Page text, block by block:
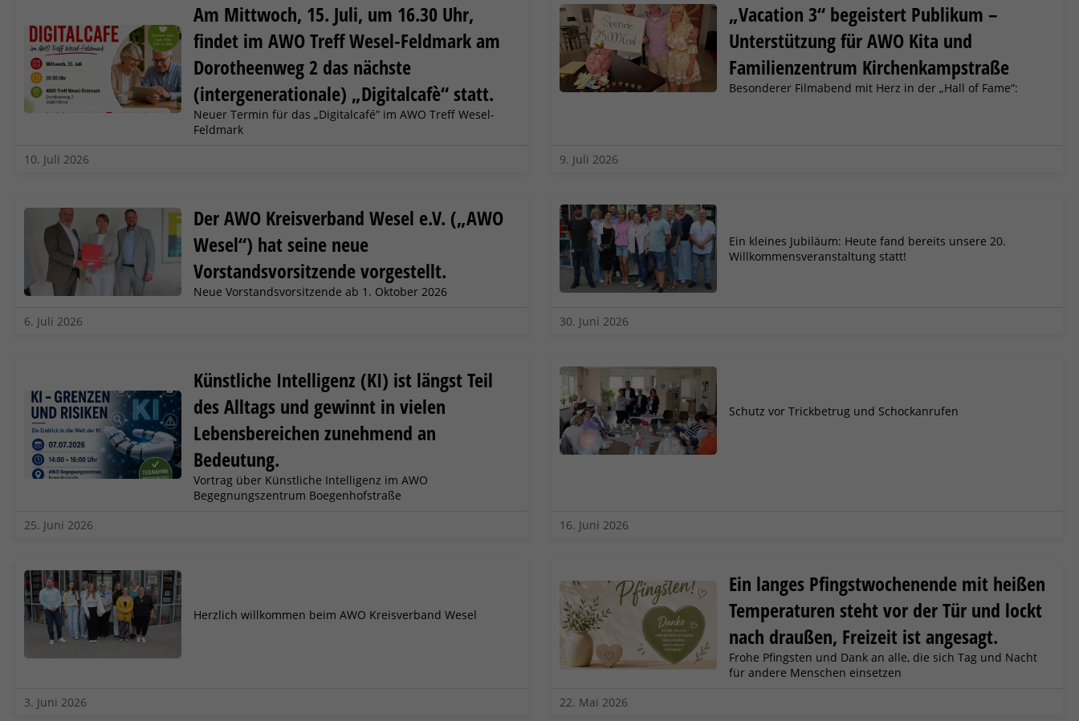
Am Mittwoch, 15. Juli, um 16.30 Uhr,
findet im AWO Treff Wesel-Feldmark am
Dorotheenweg 2 das nächste
(intergenerationale) „Digitalcafè“ statt.
Neuer Termin für das „Digitalcafé” im AWO Treff Wesel-
Feldmark
10. Juli 2026
„Vacation 3“ begeistert Publikum –
Unterstützung für AWO Kita und
Familienzentrum Kirchenkampstraße
Besonderer Filmabend mit Herz in der „Hall of Fame“:
9. Juli 2026
Der AWO Kreisverband Wesel e.V. („AWO
Wesel“) hat seine neue
Vorstandsvorsitzende vorgestellt.
Neue Vorstandsvorsitzende ab 1. Oktober 2026
6. Juli 2026
Ein kleines Jubiläum: Heute fand bereits unsere 20.
Willkommensveranstaltung statt!
30. Juni 2026
Künstliche Intelligenz (KI) ist längst Teil
des Alltags und gewinnt in vielen
Lebensbereichen zunehmend an
Bedeutung.
Vortrag über Künstliche Intelligenz im AWO
Begegnungszentrum Boegenhofstraße
25. Juni 2026
Schutz vor Trickbetrug und Schockanrufen
16. Juni 2026
Herzlich willkommen beim AWO Kreisverband Wesel
3. Juni 2026
Ein langes Pfingstwochenende mit heißen
Temperaturen steht vor der Tür und lockt
nach draußen, Freizeit ist angesagt.
Frohe Pfingsten und Dank an alle, die sich Tag und Nacht
für andere Menschen einsetzen
22. Mai 2026